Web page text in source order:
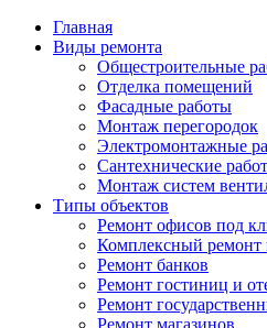
Главная
Виды ремонта
Общестроительные
Отделка помещений
Фасадные работы
Монтаж перегородок
Электромонтажные
Сантехнические
Монтаж систем
Типы объектов
Ремонт офисов под
Комплексный ремонт
Ремонт банков
Ремонт гостиниц и
Ремонт
Ремонт магазинов